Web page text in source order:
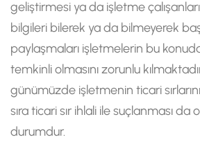
geliştirmesi ya da işletme
bilgileri bilerek ya da bilmeyerek
paylaşmaları işletmelerin bu
temkinli olmasını zorunlu
günümüzde işletmenin ticari
sıra ticari sır ihlali ile suçlanması da
durumdur.